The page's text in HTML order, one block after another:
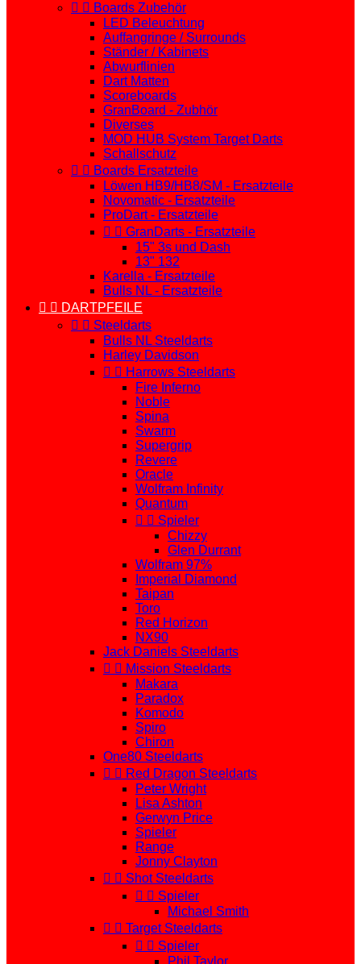
  Boards Zubehör
LED Beleuchtung
Auffangringe / Surrounds
Ständer / Kabinets
Abwurflinien
Dart Matten
Scoreboards
GranBoard - Zubhör
Diverses
MOD HUB System Target Darts
Schallschutz
  Boards Ersatzteile
Löwen HB9/HB8/SM - Ersatzteile
Novomatic - Ersatzteile
ProDart - Ersatzteile
  GranDarts - Ersatzteile
15" 3s und Dash
13" 132
Karella - Ersatzteile
Bulls NL - Ersatzteile
  DARTPFEILE
  Steeldarts
Bulls NL Steeldarts
Harley Davidson
  Harrows Steeldarts
Fire Inferno
Noble
Spina
Swarm
Supergrip
Revere
Oracle
Wolfram Infinity
Quantum
  Spieler
Chizzy
Glen Durrant
Wolfram 97%
Imperial Diamond
Taipan
Toro
Red Horizon
NX90
Jack Daniels Steeldarts
  Mission Steeldarts
Makara
Paradox
Komodo
Spiro
Chiron
One80 Steeldarts
  Red Dragon Steeldarts
Peter Wright
Lisa Ashton
Gerwyn Price
Spieler
Range
Jonny Clayton
  Shot Steeldarts
  Spieler
Michael Smith
  Target Steeldarts
  Spieler
Phil Taylor